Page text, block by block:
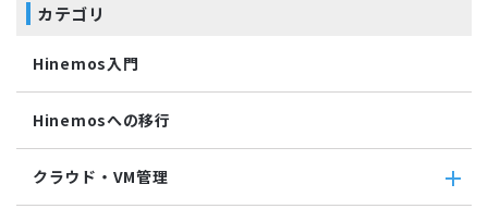
カテゴリ
Hinemos入門
Hinemosへの移行
クラウド・VM管理